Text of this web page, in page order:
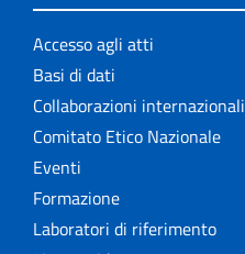
Accesso agli atti
Basi di dati
Collaborazioni internazionali
Comitato Etico Nazionale
Eventi
Formazione
Laboratori di riferimento